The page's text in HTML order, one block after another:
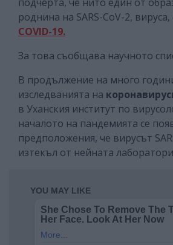
роднина на SARS-CoV-2,
COVID-19.
За това съобщава научното
В продължение на много
изследванията на
в Уханския институт по
началото на пандемията се
предположения, че вирусът
изтекъл от нейната